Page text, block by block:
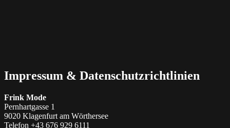
Impressum & Datenschutzrichtlinien
Frink Mode
Pernhartgasse 1
9020 Klagenfurt am Wörthersee
Telefon +43 676 929 6111